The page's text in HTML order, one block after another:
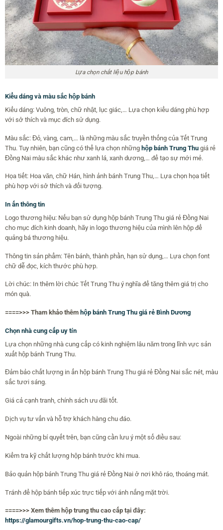
Lựa chọn chất liệu hộp bánh
Kiểu dáng và màu sắc hộp bánh
Kiểu dáng: Vuông, tròn, chữ nhật, lục giác,… Lựa chọn kiểu dáng phù hợp
với sở thích và mục đích sử dụng.
Màu sắc: Đỏ, vàng, cam,… là những màu sắc truyền thống của Tết Trung
Thu. Tuy nhiên, bạn cũng có thể lựa chọn những hộp bánh Trung Thugiá rẻ
Đồng Nai màu sắc khác như xanh lá, xanh dương,… để tạo sự mới mẻ.
Họa tiết: Hoa văn, chữ Hán, hình ảnh bánh Trung Thu,… Lựa chọn họa tiết
phù hợp với sở thích và đối tượng.
In ấn thông tin
Logo thương hiệu: Nếu bạn sử dụng hộp bánh Trung Thu giá rẻ Đồng Nai
cho mục đích kinh doanh, hãy in logo thương hiệu của mình lên hộp để
quảng bá thương hiệu.
Thông tin sản phẩm: Tên bánh, thành phần, hạn sử dụng,… Lựa chọn font
chữ dễ đọc, kích thước phù hợp.
Lời chúc: In thêm lời chúc Tết Trung Thu ý nghĩa để tăng thêm giá trị cho
món quà.
====>>> Tham khảo thêm hộp bánh Trung Thu giá rẻ Bình Dương
Chọn nhà cung cấp uy tín
Lựa chọn những nhà cung cấp có kinh nghiệm lâu năm trong lĩnh vực sản
xuất hộp bánh Trung Thu.
Đảm bảo chất lượng in ấn hộp bánh Trung Thu giá rẻ Đồng Nai sắc nét, màu
sắc tươi sáng.
Giá cả cạnh tranh, chính sách ưu đãi tốt.
Dịch vụ tư vấn và hỗ trợ khách hàng chu đáo.
Ngoài những bí quyết trên, bạn cũng cần lưu ý một số điều sau:
Kiểm tra kỹ chất lượng hộp bánh trước khi mua.
Bảo quản hộp bánh Trung Thu giá rẻ Đồng Nai ở nơi khô ráo, thoáng mát.
Tránh để hộp bánh tiếp xúc trực tiếp với ánh nắng mặt trời.
====>>> Xem thêm hộp trung thu cao cấp tại đây:
https://glamourgifts.vn/hop-trung-thu-cao-cap/